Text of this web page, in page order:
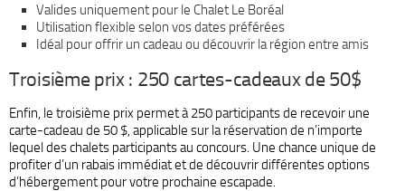
Valides uniquement pour le Chalet Le Boréal
Utilisation flexible selon vos dates préférées
Idéal pour offrir un cadeau ou découvrir la région entre amis
Troisième prix : 250 cartes-cadeaux de 50$
Enfin, le troisième prix permet à 250 participants de recevoir une
carte-cadeau de 50 $, applicable sur la réservation de n’importe
lequel des chalets participants au concours. Une chance unique de
profiter d’un rabais immédiat et de découvrir différentes options
d’hébergement pour votre prochaine escapade.